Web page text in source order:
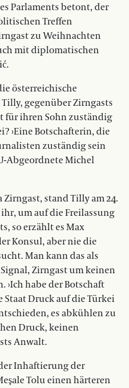
Parlaments betont, der
Treffen
zu Weihnachten
mit diplomatischen
österreichische
gegenüber Zirngasts
für ihren Sohn zuständig
›Eine Botschafterin, die
zuständig sein
Abgeordnete Michel
Zirngast, stand Tilly am 24.
um auf die Freilassung
so erzählt es Max
Konsul, aber nie die
Man kann das als
Zirngast um keinen
›Ich habe der Botschaft
Staat Druck auf die Türkei
es abkühlen zu
Druck, keinen
Anwalt.
Inhaftierung der
Tolu einen härteren